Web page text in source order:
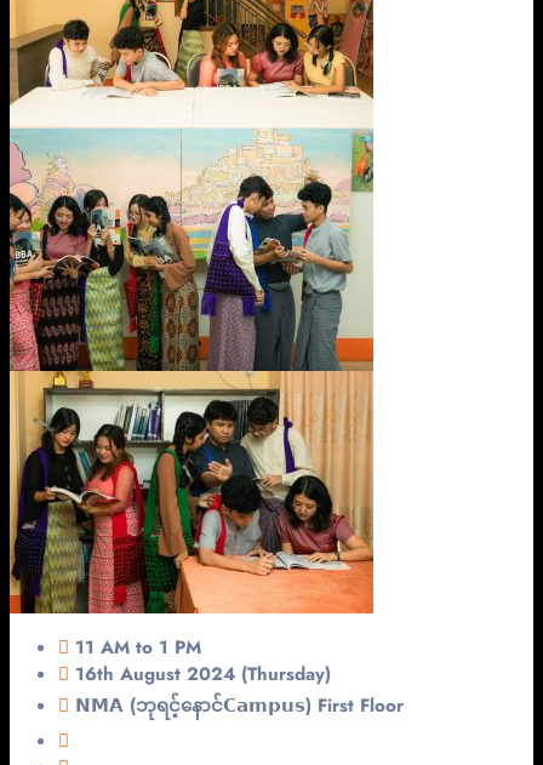
11 AM to 1 PM
16th August 2024 (Thursday)
𝗡𝗠𝗔 (ဘုရင့်နောင်𝗖𝗮𝗺𝗽𝘂𝘀) First Floor